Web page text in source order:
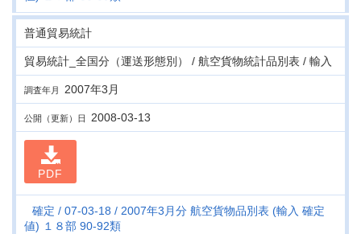
普通貿易統計
貿易統計_全国分（運送形態別） / 航空貨物統計品別表 / 輸入
調査年月 2007年3月
公開（更新）日 2008-03-13
PDF
確定 07-03-18
2007年3月分 航空貨物品別表 (輸入 確定
値) １８部 90-92類